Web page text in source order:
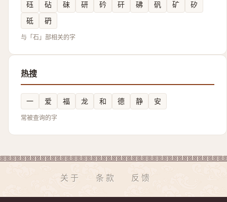
砡 砧 砞 研 砛 矸 砩 矾 矿
矽
砥
砃
与「石」部相关的字
热搜
一 爱 福 龙 和 德 静 安
常被查询的字
关于 条款 反馈